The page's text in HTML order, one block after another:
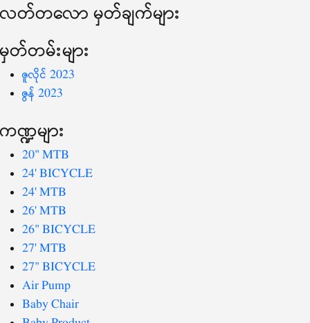
လတ်တ‌လော မှတ်ချက်များ
မှတ်တမ်းများ
ဇူလိုင် 2023
ဇွန် 2023
ကဏ္ဍများ
20" MTB
24' BICYCLE
24' MTB
26' MTB
26" BICYCLE
27' MTB
27" BICYCLE
Air Pump
Baby Chair